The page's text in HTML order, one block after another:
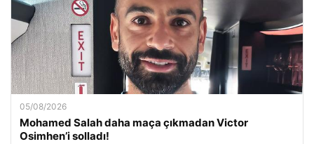
05/08/2026
Mohamed Salah daha maça çıkmadan Victor
Osimhen’i solladı!